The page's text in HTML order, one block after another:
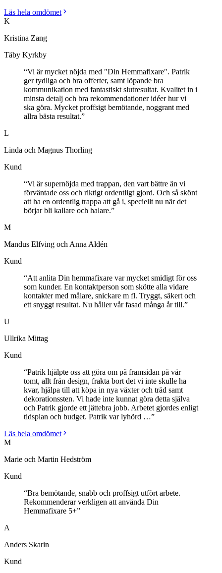
Läs hela omdömet
K
Kristina Zang
Täby Kyrkby
“Vi är mycket nöjda med "Din Hemmafixare". Patrik
ger tydliga och bra offerter, samt löpande bra
kommunikation med fantastiskt slutresultat. Kvalitet in i
minsta detalj och bra rekommendationer idéer hur vi
ska göra. Mycket proffsigt bemötande, noggrant med
allra bästa resultat.”
L
Linda och Magnus Thorling
Kund
“Vi är supernöjda med trappan, den vart bättre än vi
förväntade oss och riktigt ordentligt gjord. Och så skönt
att ha en ordentlig trappa att gå i, speciellt nu när det
börjar bli kallare och halare.”
M
Mandus Elfving och Anna Aldén
Kund
“Att anlita Din hemmafixare var mycket smidigt för oss
som kunder. En kontaktperson som skötte alla vidare
kontakter med målare, snickare m fl. Tryggt, säkert och
ett snyggt resultat. Nu håller vår fasad många år till.”
U
Ullrika Mittag
Kund
“Patrik hjälpte oss att göra om på framsidan på vår
tomt, allt från design, frakta bort det vi inte skulle ha
kvar, hjälpa till att köpa in nya växter och träd samt
dekorationssten. Vi hade inte kunnat göra detta själva
och Patrik gjorde ett jättebra jobb. Arbetet gjordes enligt
tidsplan och budget. Patrik var lyhörd …”
Läs hela omdömet
M
Marie och Martin Hedström
Kund
“Bra bemötande, snabb och proffsigt utfört arbete.
Rekommenderar verkligen att använda Din
Hemmafixare 5+”
A
Anders Skarin
Kund